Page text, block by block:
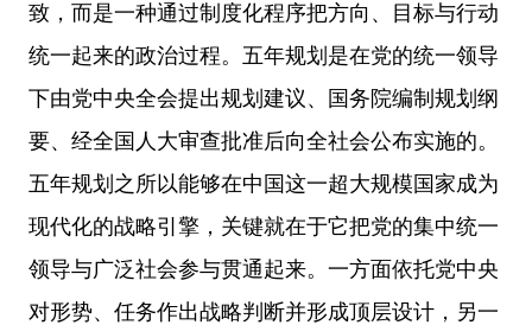
致，而是一种通过制度化程序把方向、目标与行动
统一起来的政治过程。五年规划是在党的统一领导
下由党中央全会提出规划建议、国务院编制规划纲
要、经全国人大审查批准后向全社会公布实施的。
五年规划之所以能够在中国这一超大规模国家成为
现代化的战略引擎，关键就在于它把党的集中统一
领导与广泛社会参与贯通起来。一方面依托党中央
对形势、任务作出战略判断并形成顶层设计，另一